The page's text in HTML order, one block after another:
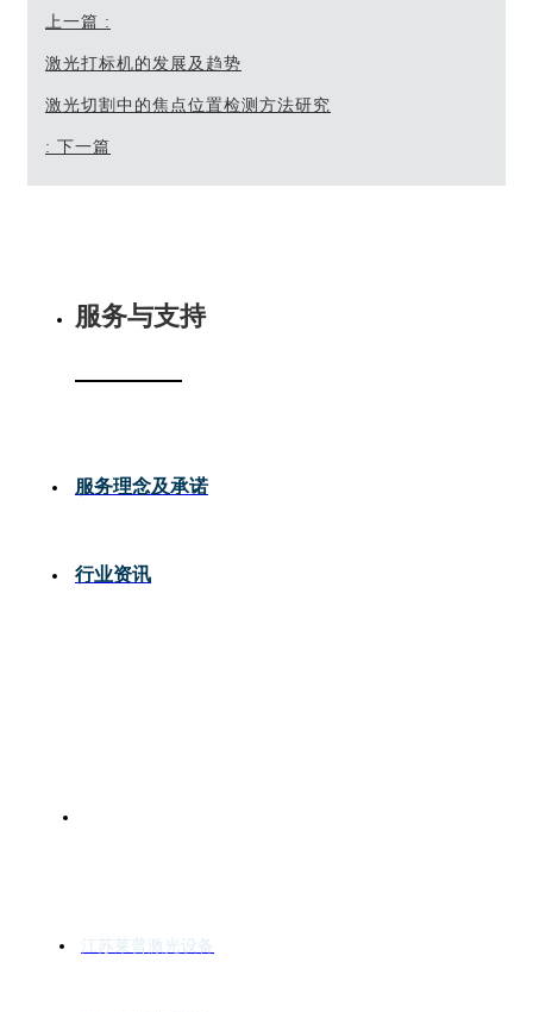
上一篇 :
激光打标机的发展及趋势
激光切割中的焦点位置检测方法研究
: 下一篇
服务与支持
服务理念及承诺
行业资讯
江苏莱普激光设备